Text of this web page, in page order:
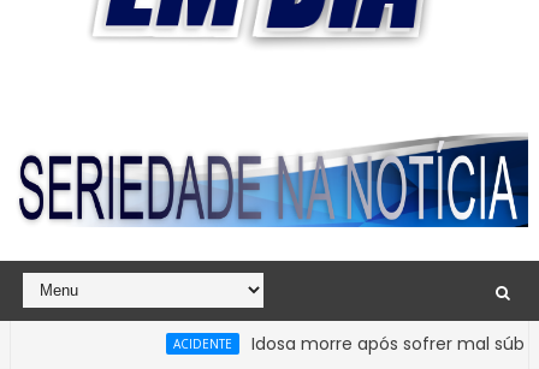
Idosa morre após sofrer mal súbito no